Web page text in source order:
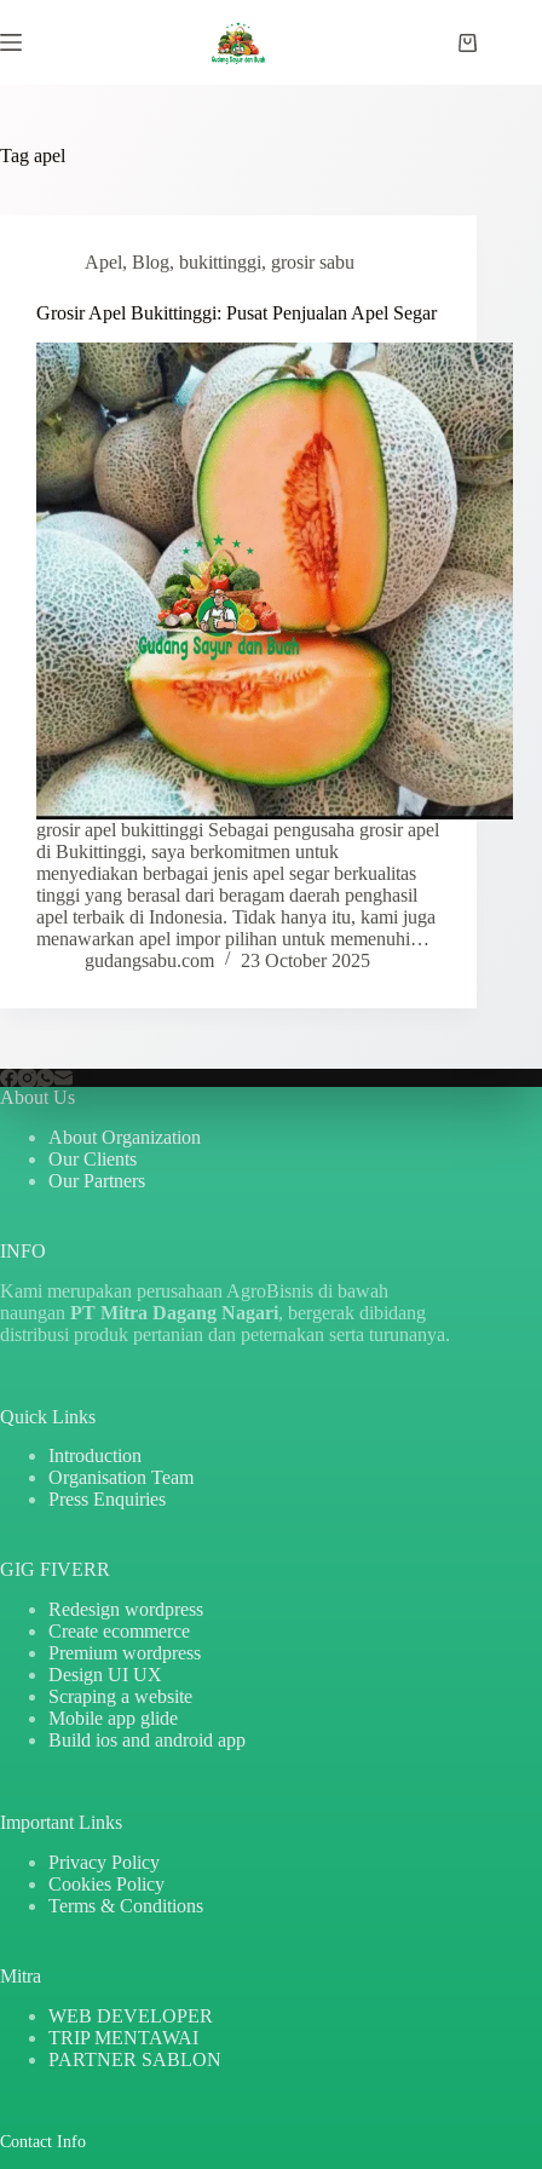
to
content
Shopping
Tag apel
Apel, Blog, bukittinggi, grosir sabu
Grosir Apel Bukittinggi: Pusat Penjualan Apel Segar
grosir apel bukittinggi Sebagai pengusaha grosir apel
di Bukittinggi, saya berkomitmen untuk
menyediakan berbagai jenis apel segar berkualitas
tinggi yang berasal dari beragam daerah penghasil
apel terbaik di Indonesia. Tidak hanya itu, kami juga
menawarkan apel impor pilihan untuk memenuhi…
gudangsabu.com
23 October 2025
About Us
About Organization
Our Clients
Our Partners
INFO
Kami merupakan perusahaan AgroBisnis di bawah
naungan PT Mitra Dagang Nagari, bergerak dibidang
distribusi produk pertanian dan peternakan serta turunanya.
Quick Links
Introduction
Organisation Team
Press Enquiries
GIG FIVERR
Redesign wordpress
Create ecommerce
Premium wordpress
Design UI UX
Scraping a website
Mobile app glide
Build ios and android app
Important Links
Privacy Policy
Cookies Policy
Terms & Conditions
Mitra
WEB DEVELOPER
TRIP MENTAWAI
PARTNER SABLON
Contact Info